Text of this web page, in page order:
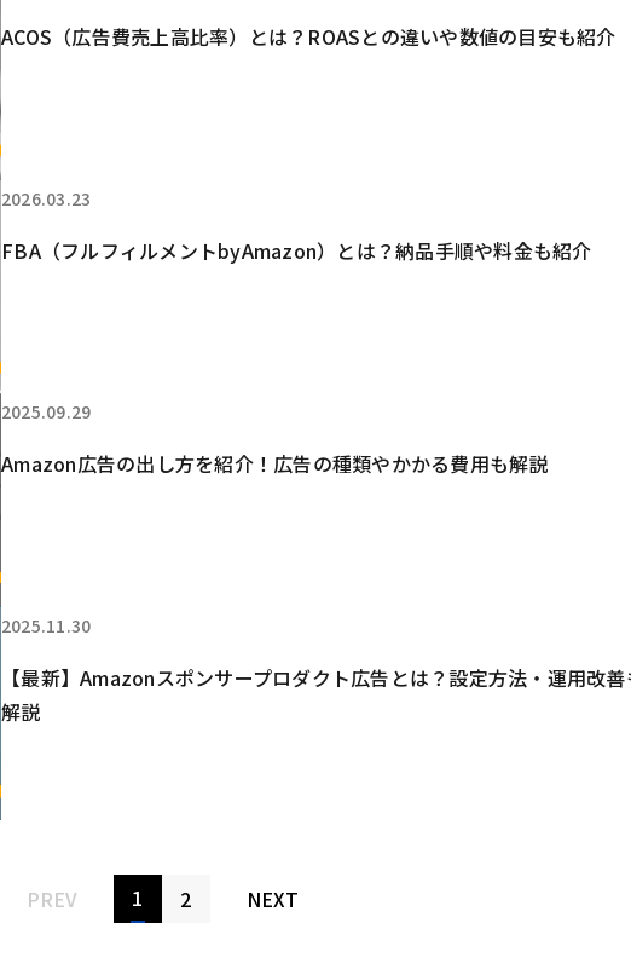
ACOS（広告費売上高比率）とは？ROASとの違いや数値の目安も紹介
2026.03.23
FBA（フルフィルメントbyAmazon）とは？納品手順や料金も紹介
2025.09.29
Amazon広告の出し方を紹介！広告の種類やかかる費用も解説
2025.11.30
【最新】Amazonスポンサープロダクト広告とは？設定方法・運用改
解説
PREV 1 2 NEXT